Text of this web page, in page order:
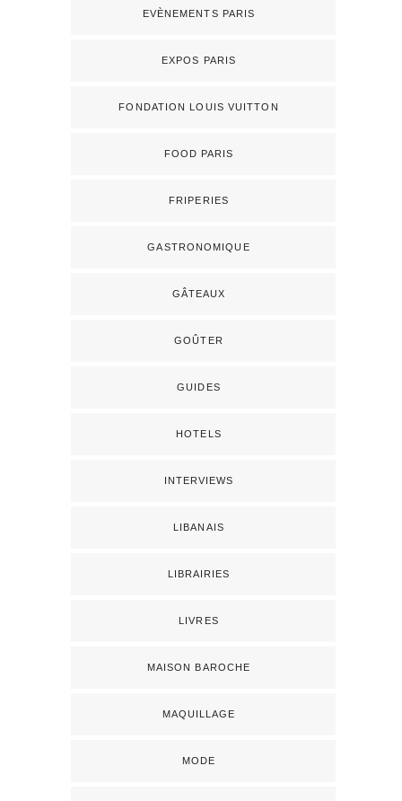
EVÈNEMENTS PARIS
EXPOS PARIS
FONDATION LOUIS VUITTON
FOOD PARIS
FRIPERIES
GASTRONOMIQUE
GÂTEAUX
GOÛTER
GUIDES
HOTELS
INTERVIEWS
LIBANAIS
LIBRAIRIES
LIVRES
MAISON BAROCHE
MAQUILLAGE
MODE